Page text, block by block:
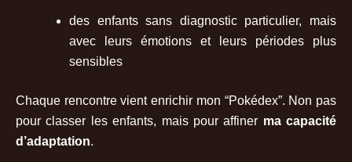
des enfants sans diagnostic particulier, mais
avec leurs émotions et leurs périodes plus
sensibles
Chaque rencontre vient enrichir mon “Pokédex”. Non pas
pour classer les enfants, mais pour affiner ma capacité
d’adaptation.